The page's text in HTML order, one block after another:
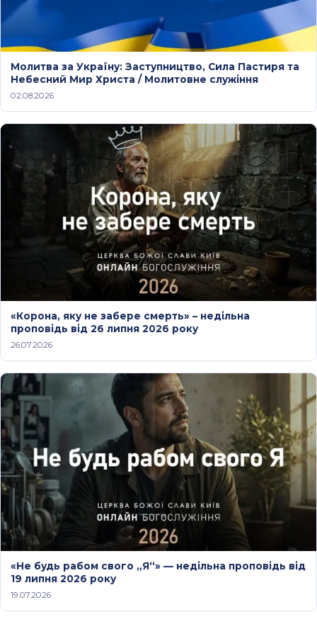
Молитва за Україну: Заступництво, Сила Пастиря та
Небесний Мир Христа / Молитовне служіння
02.08.2026
«Корона, яку не забере смерть» – недільна
проповідь від 26 липня 2026 року
26.07.2026
«Не будь рабом свого „Я“» — недільна проповідь від
19 липня 2026 року
19.07.2026